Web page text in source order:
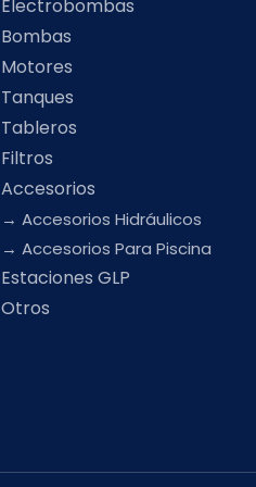
Electrobombas
Bombas
Motores
Tanques
Tableros
Filtros
Accesorios
Accesorios Hidráulicos
Accesorios Para Piscina
Estaciones GLP
Otros